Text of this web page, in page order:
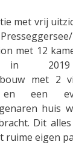
met vrij
met 12
2019
met 2
en een
huis
Dit
ruime eigen